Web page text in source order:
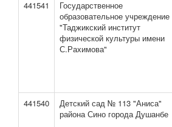
441541
Государственное
образовательное учреждение
"Таджикский институт
физической культуры имени
С.Рахимова"
441540
Детский сад № 113 "Аниса"
района Сино города Душанбе